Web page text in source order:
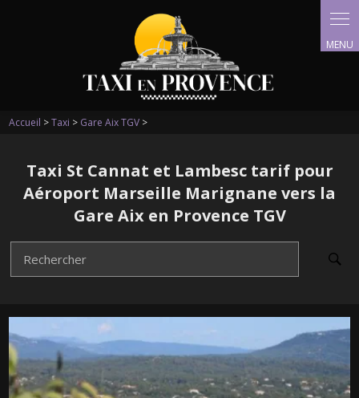
Accueil >Taxi > Gare Aix TGV >
Taxi St Cannat et Lambesc tarif pour
Aéroport Marseille Marignane vers la
Gare Aix en Provence TGV
Rechercher